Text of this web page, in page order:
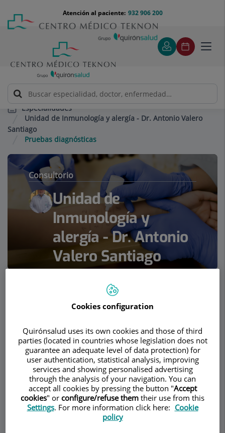
contenido
Menú
teléfono
cabecera
932 906 200
Atención al paciente:
Especialidades
Unidad de Inmunología y alergía - Dr. Antonio Valero
Santiago
Pruebas diagnósticas
Consultorio
Unidad de
Inmunología y
alergía - Dr. Antonio
Valero Santiago
Contacto
Horario
Pedir cita
Pruebas diagnósticas
Pruebas
Cookies configuration
Quirónsalud uses its own cookies and those of third
parties (located in countries whose legislation does not
guarantee an adequate level of data protection) for
user authentication, statistical analysis, improving
services and showing personalised advertising
through the analysis of your navigation. You can
accept all cookies by pressing the button "Accept
cookies" or configure/refuse them their use from this
Settings. For more information click here: Cookie
policy